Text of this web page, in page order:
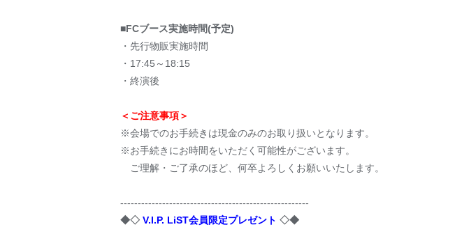
■FCブース実施時間(予定)
・先行物販実施時間
・17:45～18:15
・終演後
＜ご注意事項＞
※会場でのお手続きは現金のみのお取り扱いとなります。
※お手続きにお時間をいただく可能性がございます。
ご理解・ご了承のほど、何卒よろしくお願いいたします。
------------------------------------------------------
◆◇ V.I.P. LiST会員限定プレゼント ◇◆